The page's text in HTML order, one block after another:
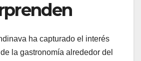
ha capturado el interés
la gastronomía alrededor del